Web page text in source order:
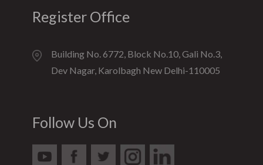
Register Office
Building No. 6772, Block No.10, Gali No.3,
Dev Nagar, Karolbagh New Delhi-110005
Follow Us On